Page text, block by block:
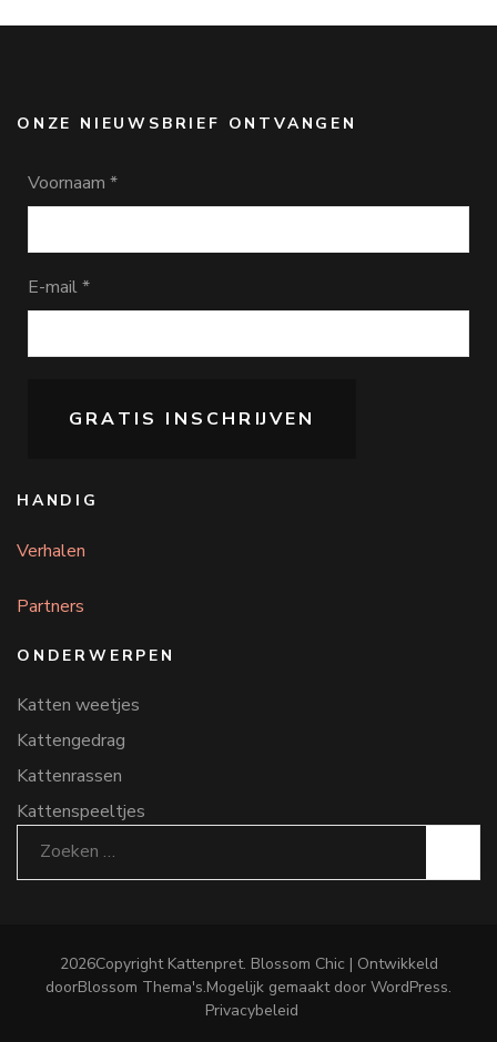
ONZE NIEUWSBRIEF ONTVANGEN
Voornaam *
E-mail*
HANDIG
Verhalen
Partners
ONDERWERPEN
Katten weetjes
Kattengedrag
Kattenrassen
Kattenspeeltjes
Zoeken
naar:
2026Copyright Kattenpret. Blossom Chic | Ontwikkeld
doorBlossom Thema's.Mogelijk gemaakt door WordPress.
Privacybeleid